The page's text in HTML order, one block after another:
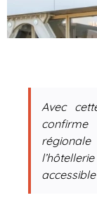
Avec